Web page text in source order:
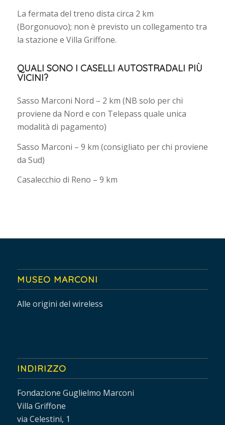
La fermata del treno dista circa 2 km
(Borgonuovo); non è previsto un collegamento tra
la stazione e Villa Griffone.
QUALI SONO I CASELLI AUTOSTRADALI PIÙ
VICINI?
Sasso Marconi Nord – 2 km (NB solo per chi
proviene da Nord e con Telepass quale unica
modalità di pagamento)
Sasso Marconi – 9 km (consigliato per chi proviene
da Sud)
Casalecchio di Reno – 9 km
MUSEO MARCONI
Alle origini del wireless
INDIRIZZO
Fondazione Guglielmo Marconi
Villa Griffone
via Celestini, 1